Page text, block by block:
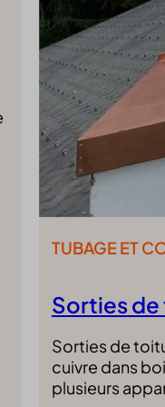
Sorties
TUBAGE ET
Sorties de
cuivre dans
plusieurs